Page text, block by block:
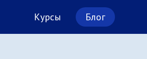
Курсы Блог